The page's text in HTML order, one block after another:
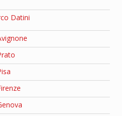
Datini